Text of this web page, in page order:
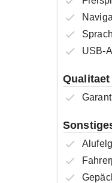
USB-
Qualitaet